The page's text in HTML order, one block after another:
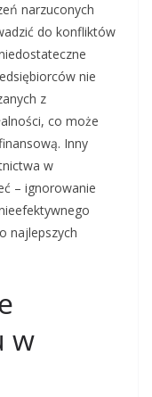
narzuconych
do konfliktów
nie
z
co może
Inny
w
– ignorowanie
najlepszych
w